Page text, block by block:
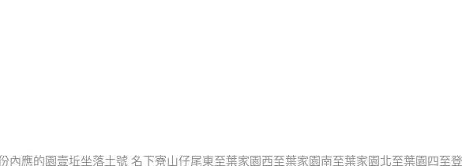
內應的園壹坵坐落土號 名下寮山仔尾東至葉家園西至葉家園南至葉家園北至葉園四至